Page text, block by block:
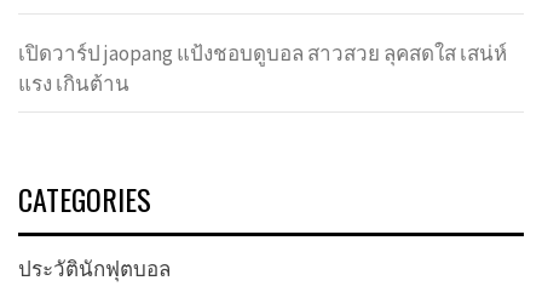
เปิดวาร์ป jaopang แป้งชอบดูบอล สาวสวย ลุคสดใส เสน่ห์
แรง เกินต้าน
CATEGORIES
ประวัตินักฟุตบอล